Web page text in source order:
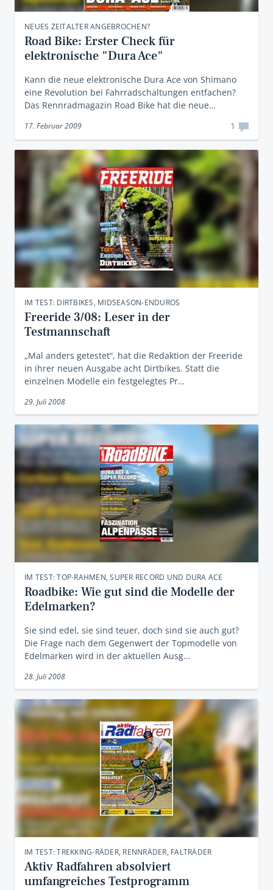
NEUES ZEITALTER ANGEBROCHEN?
Road Bike: Erster Check für
elektronische "Dura Ace"
Kann die neue elektronische Dura Ace von Shimano
eine Revolution bei Fahrradschaltungen entfachen?
Das Rennradmagazin Road Bike hat die neue…
17. Februar 2009 1
IM TEST: DIRTBIKES, MIDSEASON-ENDUROS
Freeride 3/08: Leser in der
Testmannschaft
„Mal anders getestet“, hat die Redaktion der Freeride
in ihrer neuen Ausgabe acht Dirtbikes. Statt die
einzelnen Modelle ein festgelegtes Pr…
29. Juli 2008
IM TEST: TOP-RAHMEN, SUPER RECORD UND DURA ACE
Roadbike: Wie gut sind die Modelle der
Edelmarken?
Sie sind edel, sie sind teuer, doch sind sie auch gut?
Die Frage nach dem Gegenwert der Topmodelle von
Edelmarken wird in der aktuellen Ausg…
28. Juli 2008
IM TEST: TREKKING-RÄDER, RENNRÄDER, FALTRÄDER
Aktiv Radfahren absolviert
umfangreiches Testprogramm